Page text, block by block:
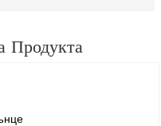
Продукта